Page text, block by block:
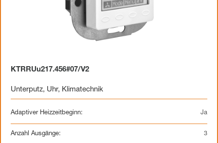
KTRRUu217.456#07/V2
Unterputz, Uhr, Klimatechnik
Adaptiver Heizzeitbeginn: Ja
Anzahl Ausgänge: 3